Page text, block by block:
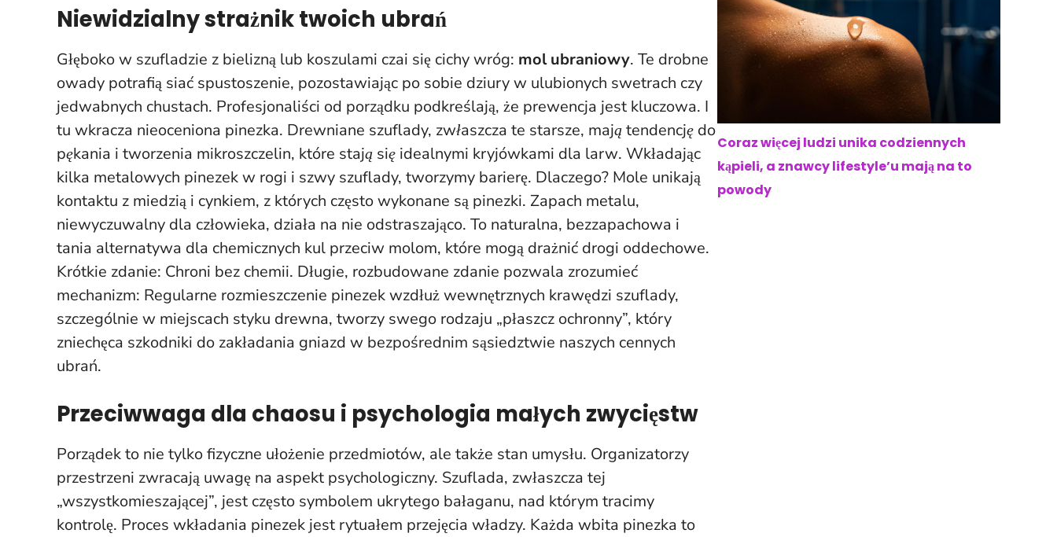
Niewidzialny strażnik twoich ubrań
Głęboko w szufladzie z bielizną lub koszulami czai się cichy wróg: mol ubraniowy. Te drobne
owady potrafią siać spustoszenie, pozostawiając po sobie dziury w ulubionych swetrach czy
jedwabnych chustach. Profesjonaliści od porządku podkreślają, że prewencja jest kluczowa. I
tu wkracza nieoceniona pinezka. Drewniane szuflady, zwłaszcza te starsze, mają tendencję do
pękania i tworzenia mikroszczelin, które stają się idealnymi kryjówkami dla larw. Wkładając
kilka metalowych pinezek w rogi i szwy szuflady, tworzymy barierę. Dlaczego? Mole unikają
kontaktu z miedzią i cynkiem, z których często wykonane są pinezki. Zapach metalu,
niewyczuwalny dla człowieka, działa na nie odstraszająco. To naturalna, bezzapachowa i
tania alternatywa dla chemicznych kul przeciw molom, które mogą drażnić drogi oddechowe.
Krótkie zdanie: Chroni bez chemii. Długie, rozbudowane zdanie pozwala zrozumieć
mechanizm: Regularne rozmieszczenie pinezek wzdłuż wewnętrznych krawędzi szuflady,
szczególnie w miejscach styku drewna, tworzy swego rodzaju „płaszcz ochronny”, który
zniechęca szkodniki do zakładania gniazd w bezpośrednim sąsiedztwie naszych cennych
ubrań.
Przeciwwaga dla chaosu i psychologia małych zwycięstw
Porządek to nie tylko fizyczne ułożenie przedmiotów, ale także stan umysłu. Organizatorzy
przestrzeni zwracają uwagę na aspekt psychologiczny. Szuflada, zwłaszcza tej
„wszystkomieszającej”, jest często symbolem ukrytego bałaganu, nad którym tracimy
kontrolę. Proces wkładania pinezek jest rytuałem przejęcia władzy. Każda wbita pinezka to
Coraz więcej ludzi unika codziennych
kąpieli, a znawcy lifestyle’u mają na to
powody